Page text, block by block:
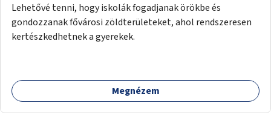
Lehetővé tenni, hogy iskolák fogadjanak örökbe és
gondozzanak fővárosi zöldterületeket, ahol rendszeresen
kertészkedhetnek a gyerekek.
Megnézem